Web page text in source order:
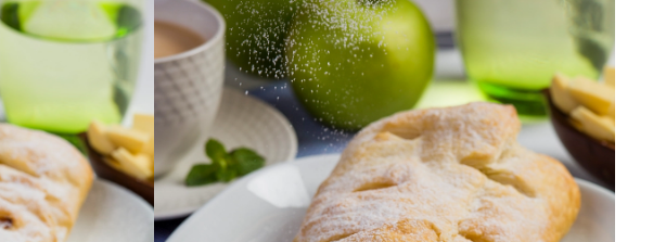
DISTRIBUIDORES E REPRESENTANTES